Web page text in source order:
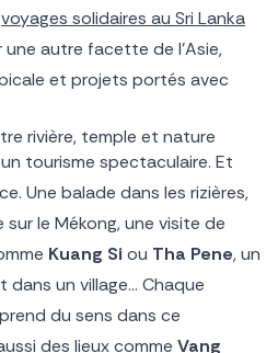
voyages solidaires au Sri Lanka
autre facette de l’Asie,
et projets portés avec
rivière, temple et nature
tourisme spectaculaire. Et
Une balade dans les rizières,
le Mékong, une visite de
Kuang Si ou Tha Pene, un
un village… Chaque
du sens dans ce
des lieux comme Vang